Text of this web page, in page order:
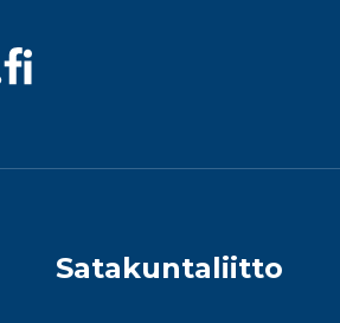
Satakuntaliitto